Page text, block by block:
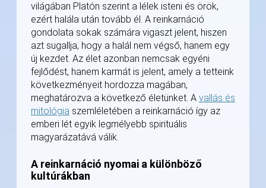
világában Platón szerint a lélek isteni és örök,
ezért halála után tovább él. A reinkarnáció
gondolata sokak számára vigaszt jelent, hiszen
azt sugallja, hogy a halál nem végső, hanem egy
új kezdet. Az élet azonban nemcsak egyéni
fejlődést, hanem karmát is jelent, amely a tetteink
következményeit hordozza magában,
meghatározva a következő életünket. A vallás és
mitológia szemléletében a reinkarnáció így az
emberi lét egyik legmélyebb spirituális
magyarázatává válik.
A reinkarnáció nyomai a különböző
kultúrákban